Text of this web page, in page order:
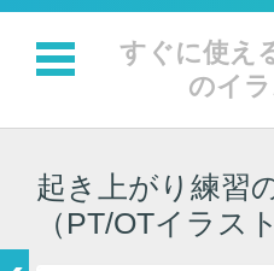
すぐに使え
のイ
コンテンツに移動
起き上がり練習
（PT/OTイラスト